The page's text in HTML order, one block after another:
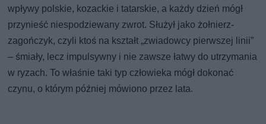
wpływy polskie, kozackie i tatarskie, a każdy dzień mógł
przynieść niespodziewany zwrot. Służył jako żołnierz-
zagończyk, czyli ktoś na kształt „zwiadowcy pierwszej linii”
– śmiały, lecz impulsywny i nie zawsze łatwy do utrzymania
w ryzach. To właśnie taki typ człowieka mógł dokonać
czynu, o którym później mówiono przez lata.